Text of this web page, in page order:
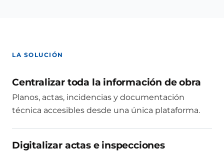
LA SOLUCIÓN
Centralizar toda la información de obra
Planos, actas, incidencias y documentación
técnica accesibles desde una única plataforma.
Digitalizar actas e inspecciones